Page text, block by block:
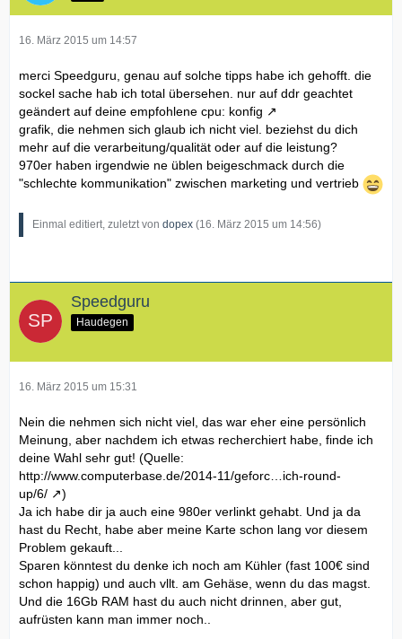
16. März 2015 um 14:57
merci Speedguru, genau auf solche tipps habe ich gehofft. die
sockel sache hab ich total übersehen. nur auf ddr geachtet
geändert auf deine empfohlene cpu: konfig
grafik, die nehmen sich glaub ich nicht viel. beziehst du dich
mehr auf die verarbeitung/qualität oder auf die leistung?
970er haben irgendwie ne üblen beigeschmack durch die
"schlechte kommunikation" zwischen marketing und vertrieb
Einmal editiert, zuletzt von dopex (16. März 2015 um 14:56)
Speedguru
Haudegen
16. März 2015 um 15:31
Nein die nehmen sich nicht viel, das war eher eine persönlich
Meinung, aber nachdem ich etwas recherchiert habe, finde ich
deine Wahl sehr gut! (Quelle:
http://www.computerbase.de/2014-11/geforc…ich-round-
up/6/
)
Ja ich habe dir ja auch eine 980er verlinkt gehabt. Und ja da
hast du Recht, habe aber meine Karte schon lang vor diesem
Problem gekauft...
Sparen könntest du denke ich noch am Kühler (fast 100€ sind
schon happig) und auch vllt. am Gehäse, wenn du das magst.
Und die 16Gb RAM hast du auch nicht drinnen, aber gut,
aufrüsten kann man immer noch..